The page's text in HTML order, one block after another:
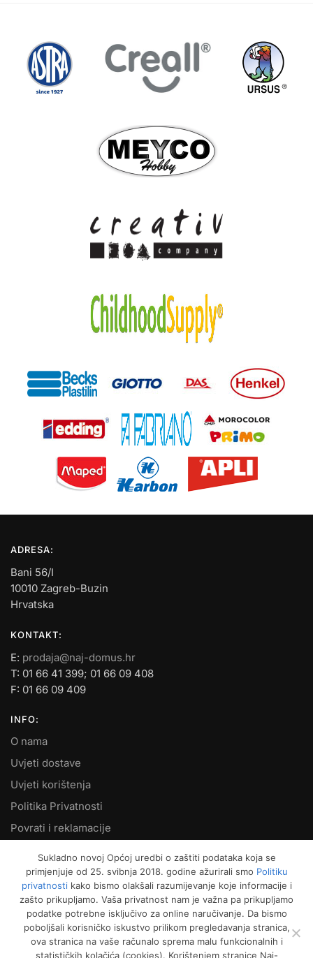
ADRESA:
Bani 56/I
10010 Zagreb-Buzin
Hrvatska
KONTAKT:
E: prodaja@naj-domus.hr
T: 01 66 41 399; 01 66 09 408
F: 01 66 09 409
INFO:
O nama
Uvjeti dostave
Uvjeti korištenja
Politika Privatnosti
Povrati i reklamacije
MOJ RAČUN:
Moje narudžbe
Kako naručiti
Način plaćanja
Sukladno novoj Općoj uredbi o zaštiti podataka koja se
primjenjuje od 25. svibnja 2018. godine ažurirali smo Politiku
privatnostikako bismo olakšali razumijevanje koje informacije i
zašto prikupljamo. Vaša privatnost nam je važna pa prikupljamo
podatke potrebne isključivo za online naručivanje. Da bismo
poboljšali korisničko iskustvo prilikom pregledavanja stranica,
ova stranica na vaše računalo sprema malu funkcionalnih i
statističkih kolačića (cookies). Korištenjem stranice Naj-